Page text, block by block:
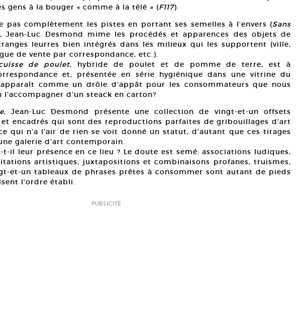
gens à la bouger « comme à la télé » (F117).
pas complètement les pistes en portant ses semelles à l’envers (Sans
Jean-Luc Desmond mime les procédés et apparences des objets de
leurres bien intégrés dans les milieux qui les supportent (ville,
de vente par correspondance, etc.).
de poulet, hybride de poulet et de pomme de terre, est à
et, présentée en série hygiénique dans une vitrine du
comme un drôle d’appât pour les consommateurs que nous
l’accompagner d’un steack en carton?
, Jean-Luc Desmond présente une collection de vingt-et-un offsets
encadrés qui sont des reproductions parfaites de gribouillages d’art
qui n’a l’air de rien se voit donné un statut, d’autant que ces tirages
galerie d’art contemporain.
il leur présence en ce lieu ? Le doute est semé: associations ludiques,
artistiques, juxtapositions et combinaisons profanes, truismes,
et-un tableaux de phrases prêtes à consommer sont autant de pieds
l’ordre établi.
PUBLICITÉ